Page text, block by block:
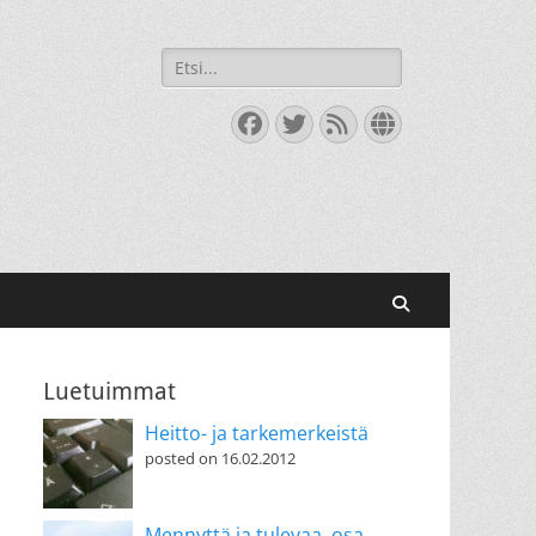
Search
for:
Facebook
Twitter
FeedWebsite
Luetuimmat
Heitto- ja tarkemerkeistä
posted on 16.02.2012